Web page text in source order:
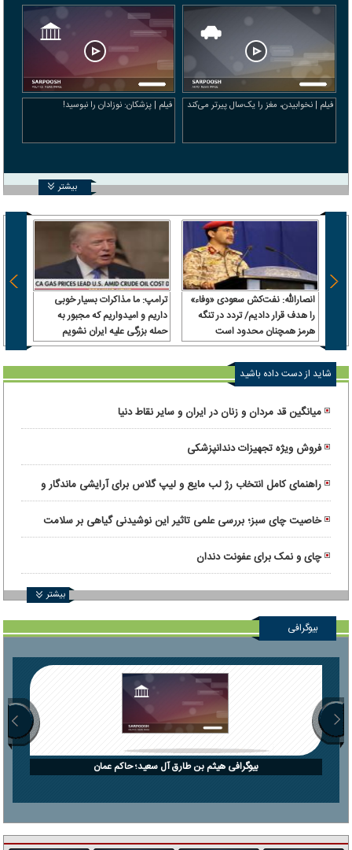
فیلم | نخوابیدن، مغز را یک‌سال پیرتر می‌کند فیلم | پزشکان: نوزادان را نبوسید!
بیشتر
انصارالله: نفت‌کش سعودی «وفاء»
را هدف قرار دادیم/ تردد در تنگه
هرمز همچنان محدود است
ترامپ: ما مذاکرات بسیار خوبی
داریم و امیدواریم که مجبور به
حمله بزرگی علیه ایران نشویم
شاید از دست داده باشید
میانگین قد مردان و زنان در ایران و سایر نقاط دنیا
فروش ویژه تجهیزات دندانپزشکی
راهنمای کامل انتخاب رژ لب مایع و لیپ گلاس برای آرایشی ماندگار و
درخشان
خاصیت چای سبز؛ بررسی علمی تاثیر این نوشیدنی گیاهی بر سلامت
بدنچای و نمک برای عفونت دندان
بیشتر
بیوگرافی
بیوگرافی هیثم بن طارق آل سعید؛ حاکم عمان